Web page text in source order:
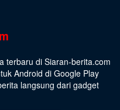
terbaru di Siaran-berita.com
Android di Google Play
langsung dari gadget